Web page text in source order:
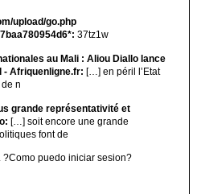
upload/go.php
37tz1w
au Mali : Aliou Diallo lance
- Afriquenligne.fr: […] en péril l’Etat
n
grande représentativité et
[…] soit encore une grande
font de
?Como puedo iniciar sesion?